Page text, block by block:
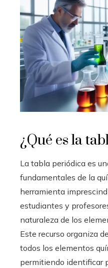
¿Qué es la
La tabla periódica es
fundamentales de la
herramienta
estudiantes y
naturaleza de los
Este recurso organiza
todos los elementos
permitiendo identificar